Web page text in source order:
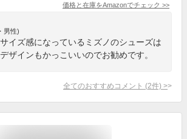
価格と在庫をAmazonでチェック >>
男性)
イズ感になっているミズノのシューズは
ザインもかっこいいのでお勧めです。
全てのおすすめコメント (2件) >